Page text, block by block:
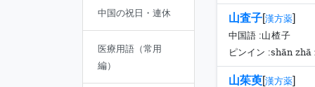
中国の祝日・連休
医療用語（常用
編）
山査子[漢方薬]
中国語 :山楂子
ピンイン :shān zhā
山茱萸[漢方薬]